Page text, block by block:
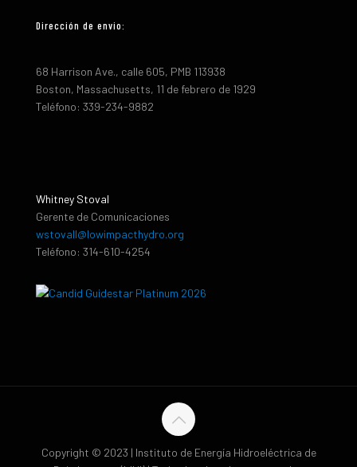
Dirección de envio:
68 Harrison Ave., calle 605, PMB 113938
Boston, Massachusetts, 11 de febrero de 1929
Teléfono: 339-234-9882
Whitney Stoval
Gerente de Comunicaciones
wstovall@lowimpacthydro.org
Teléfono: 314-610-4254
Copyright © 2023 | Instituto de Energía Hidroeléctrica de